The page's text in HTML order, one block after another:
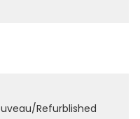
refurblished